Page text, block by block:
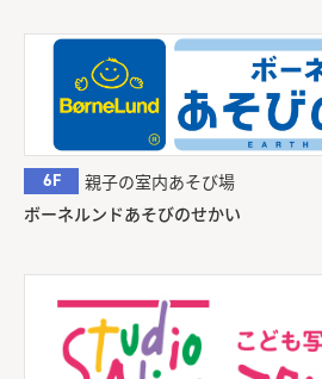
6F
親子の室内あそび場
ボーネルンドあそびのせかい